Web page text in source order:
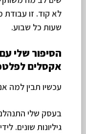
לא קוד. זו
שעות כל שבוע.
אקסלים
עכשיו תבין למה
גיליונות שונים.